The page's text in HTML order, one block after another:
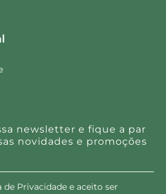
newsletter e fique a par
novidades e promoções
Privacidade e aceito ser